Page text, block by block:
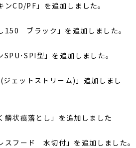
CD/PF」を追加しました。
150 ブラック」を追加しました。
･SPI型」を追加しました。
ェットストリーム)」追加しまし
鱗状痕落とし」を追加しました
スフード 水切付」を追加しました。